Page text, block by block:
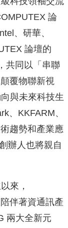
論
、研華、
論壇的
共同以「串聯
覆物聯新視
與未來科技生
、KKFARM、
趨勢和產業應
辦人也將親自
來，
伴著資通訊產
兩大全新元